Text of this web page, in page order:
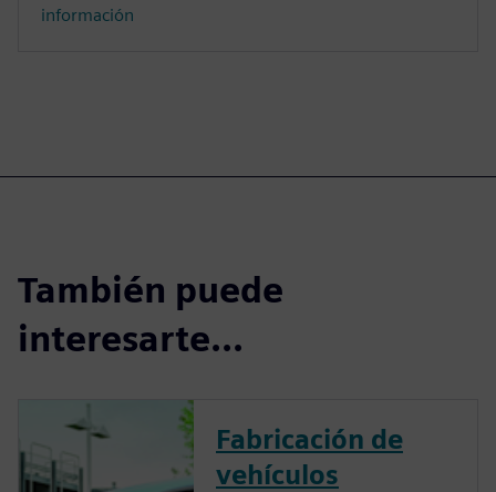
información
También puede
interesarte...
Fabricación de
vehículos